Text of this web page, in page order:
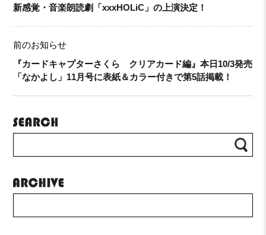
新感覚・音楽朗読劇「xxxHOLiC」の上演決定！
前のお知らせ
『カードキャプターさくら クリアカード編』本日10/3発売
「なかよし」11月号に表紙＆カラー付きで第5話掲載！